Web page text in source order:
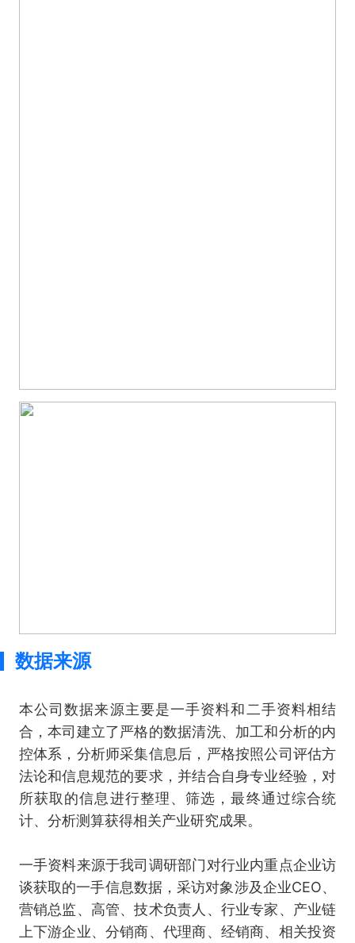
数据来源
本公司数据来源主要是一手资料和二手资料相结
合，本司建立了严格的数据清洗、加工和分析的内
控体系，分析师采集信息后，严格按照公司评估方
法论和信息规范的要求，并结合自身专业经验，对
所获取的信息进行整理、筛选，最终通过综合统
计、分析测算获得相关产业研究成果。
一手资料来源于我司调研部门对行业内重点企业访
谈获取的一手信息数据，采访对象涉及企业CEO、
营销总监、高管、技术负责人、行业专家、产业链
上下游企业、分销商、代理商、经销商、相关投资